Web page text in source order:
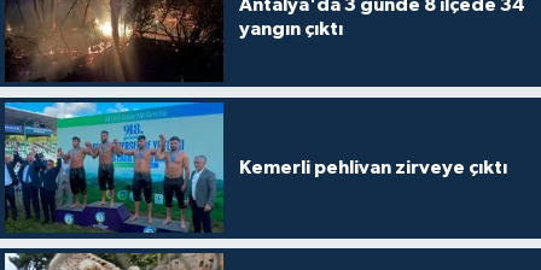
Antalya'da 3 günde 8 ilçede 34
yangın çıktı
Kemerli pehlivan zirveye çıktı